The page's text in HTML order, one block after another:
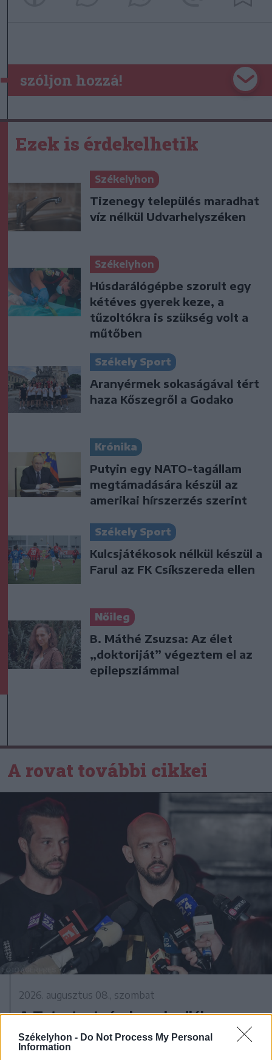
Székelyhon - Do Not Process My Personal
Information
szóljon hozzá!
Ezek is érdekelhetik
Székelyhon
Tizenegy település maradhat
víz nélkül Udvarhelyszéken
Székelyhon
Húsdarálógépbe szorult egy
kétéves gyerek keze, a
tűzoltókra is szükség volt a
műtőben
Székely Sport
Aranyérmek sokaságával tért
haza Kőszegről a Godako
Krónika
Putyin egy NATO-tagállam
megtámadására készül az
amerikai hírszerzés szerint
Székely Sport
Kulcsjátékosok nélkül készül a
Farul az FK Csíkszereda ellen
Nőileg
B. Máthé Zsuzsa: Az élet
„doktoriját” végeztem el az
epilepsziámmal
A rovat további cikkei
2026. augusztus 08., szombat
A Tate-testvérek szabadlábra
helyezését kérik ügyvédeik